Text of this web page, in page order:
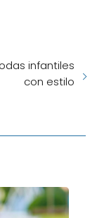
infantiles
con estilo